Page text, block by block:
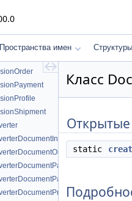
Пространства имен
Класс
Открытые
static